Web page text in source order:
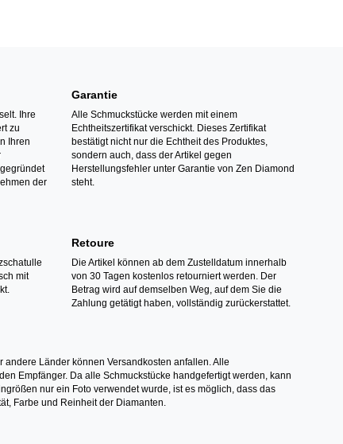
Ihre
zu
Ihren
der
Garantie
Alle Schmuckstücke werden mit einem
Echtheitszertifikat verschickt. Dieses Zertifikat
bestätigt nicht nur die Echtheit des Produktes,
sondern auch, dass der Artikel gegen
Herstellungsfehler unter Garantie von Zen Diamond
steht.
mit
Retoure
Die Artikel können ab dem Zustelldatum innerhalb
von 30 Tagen kostenlos retourniert werden. Der
Betrag wird auf demselben Weg, auf dem Sie die
Zahlung getätigt haben, vollständig zurückerstattet.
Länder können Versandkosten anfallen. Alle
Empfänger. Da alle Schmuckstücke handgefertigt werden, kann
nur ein Foto verwendet wurde, ist es möglich, dass das
Farbe und Reinheit der Diamanten.